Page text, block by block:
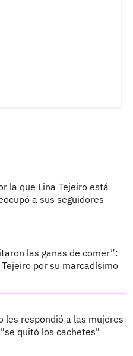
la que Lina Tejeiro está
a sus seguidores
las ganas de comer”:
por su marcadísimo
les respondió a las mujeres
quitó los cachetes"